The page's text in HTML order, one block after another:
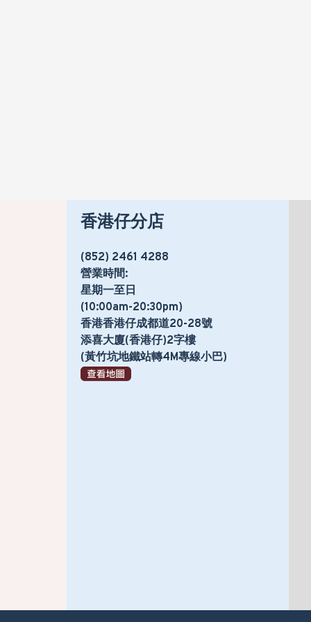
香港仔分店
(852) 2461 4288
營業時間:
星期一至日
(10:00am-20:30pm)
香港香港仔成都道20-28號
添喜大廈(香港仔)2字樓
(黃竹坑地鐵站轉4M專線小巴)